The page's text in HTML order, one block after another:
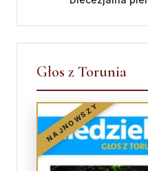
Głos z Torunia
NAJNOWSZY